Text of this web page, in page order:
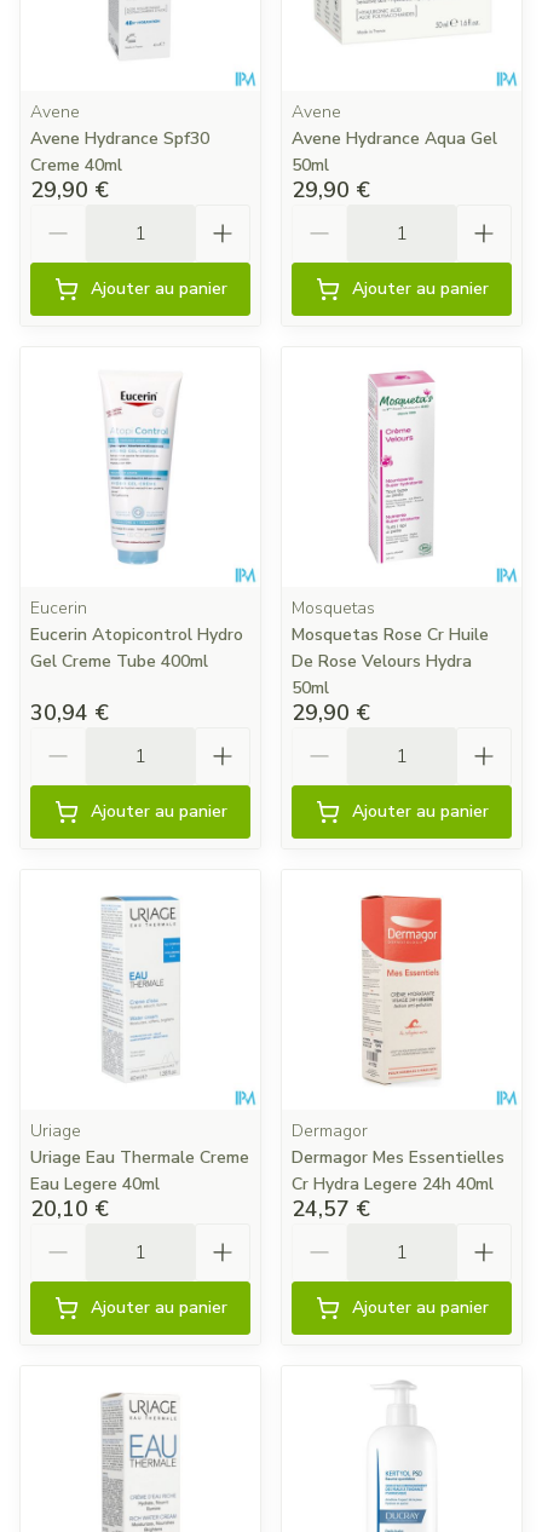
Avene
Avene Hydrance Spf30
Creme 40ml
29,90 €
Ajouter au panier
Avene
Avene Hydrance Aqua Gel
50ml
29,90 €
Ajouter au panier
Eucerin
Eucerin Atopicontrol Hydro
Gel Creme Tube 400ml
30,94 €
Ajouter au panier
Mosquetas
Mosquetas Rose Cr Huile
De Rose Velours Hydra
50ml
29,90 €
Ajouter au panier
Uriage
Uriage Eau Thermale Creme
Eau Legere 40ml
20,10 €
Ajouter au panier
Dermagor
Dermagor Mes Essentielles
Cr Hydra Legere 24h 40ml
24,57 €
Ajouter au panier